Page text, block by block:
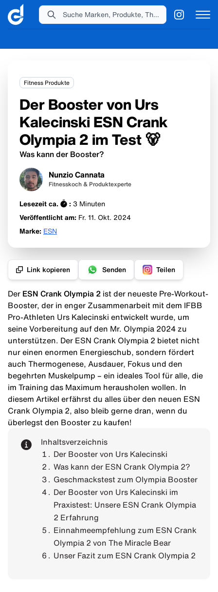
Fitness Produkte
Der Booster von Urs
Kalecinski ESN Crank
Olympia 2 im Test 🐻
Was kann der Booster?
Nunzio Cannata
Fitnesskoch & Produktexperte
Lesezeit ca. : 3 Minuten
Veröffentlicht am: Fr. 11. Okt. 2024
Marke: ESN
Link kopieren Senden Teilen
Der ESN Crank Olympia 2 ist der neueste Pre-Workout-
Booster, der in enger Zusammenarbeit mit dem IFBB
Pro-Athleten Urs Kalecinski entwickelt wurde, um
seine Vorbereitung auf den Mr. Olympia 2024 zu
unterstützen. Der ESN Crank Olympia 2 bietet nicht
nur einen enormen Energieschub, sondern fördert
auch Thermogenese, Ausdauer, Fokus und den
begehrten Muskelpump – ein ideales Tool für alle, die
im Training das Maximum herausholen wollen. In
diesem Artikel erfährst du alles über den neuen ESN
Crank Olympia 2, also bleib gerne dran, wenn du
überlegst den Booster zu kaufen!
Inhaltsverzeichnis
Der Booster von Urs Kalecinski
Was kann der ESN Crank Olympia 2?
Geschmackstest zum Olympia Booster
Der Booster von Urs Kalecinski im
Praxistest: Unsere ESN Crank Olympia
2 Erfahrung
Einnahmeempfehlung zum ESN Crank
Olympia 2 von The Miracle Bear
Unser Fazit zum ESN Crank Olympia 2